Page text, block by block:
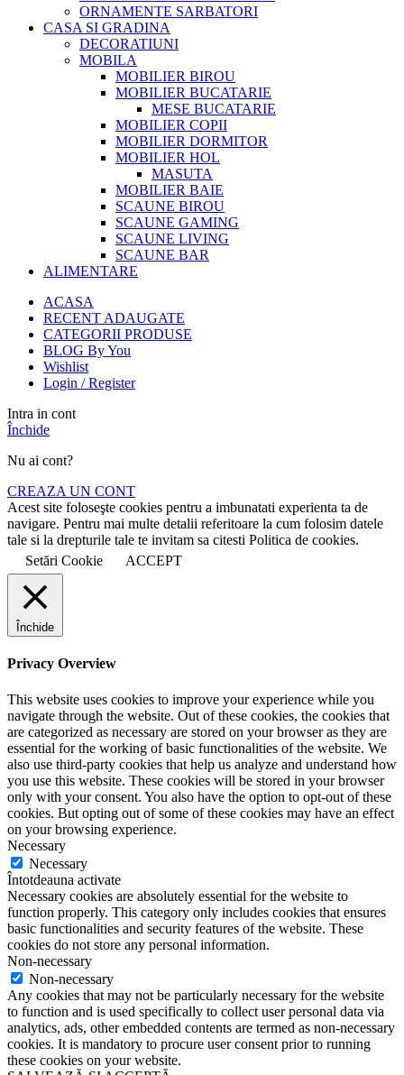
ORNAMENTE SARBATORI
CASA SI GRADINA
DECORATIUNI
MOBILA
MOBILIER BIROU
MOBILIER BUCATARIE
MESE BUCATARIE
MOBILIER COPII
MOBILIER DORMITOR
MOBILIER HOL
MASUTA
MOBILIER BAIE
SCAUNE BIROU
SCAUNE GAMING
SCAUNE LIVING
SCAUNE BAR
ALIMENTARE
ACASA
RECENT ADAUGATE
CATEGORII PRODUSE
BLOG By You
Wishlist
Login / Register
Intra in cont
Închide
Nu ai cont?
CREAZA UN CONT
Acest site foloseşte cookies pentru a imbunatati experienta ta de
navigare. Pentru mai multe detalii referitoare la cum folosim datele
tale si la drepturile tale te invitam sa citesti Politica de cookies.
Setări Cookie
ACCEPT
Închide
Privacy Overview
This website uses cookies to improve your experience while you
navigate through the website. Out of these cookies, the cookies that
are categorized as necessary are stored on your browser as they are
essential for the working of basic functionalities of the website. We
also use third-party cookies that help us analyze and understand how
you use this website. These cookies will be stored in your browser
only with your consent. You also have the option to opt-out of these
cookies. But opting out of some of these cookies may have an effect
on your browsing experience.
Necessary
Necessary
Întotdeauna activate
Necessary cookies are absolutely essential for the website to
function properly. This category only includes cookies that ensures
basic functionalities and security features of the website. These
cookies do not store any personal information.
Non-necessary
Non-necessary
Any cookies that may not be particularly necessary for the website
to function and is used specifically to collect user personal data via
analytics, ads, other embedded contents are termed as non-necessary
cookies. It is mandatory to procure user consent prior to running
these cookies on your website.